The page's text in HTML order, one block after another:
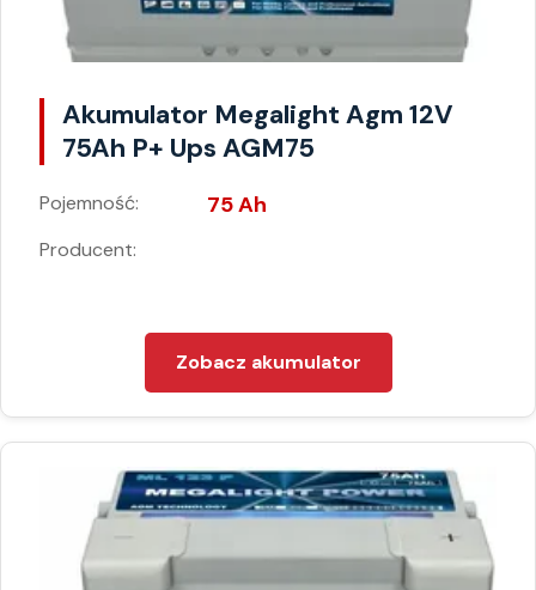
Akumulator Megalight Agm 12V
75Ah P+ Ups AGM75
Pojemność: 75 Ah
Producent:
Zobacz akumulator